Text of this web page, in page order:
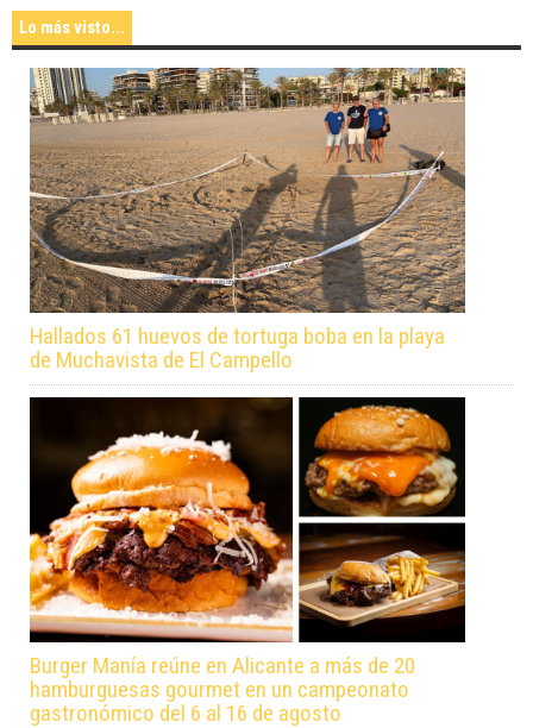
Lo más visto...
Hallados 61 huevos de tortuga boba en la playa
de Muchavista de El Campello
Burger Manía reúne en Alicante a más de 20
hamburguesas gourmet en un campeonato
gastronómico del 6 al 16 de agosto